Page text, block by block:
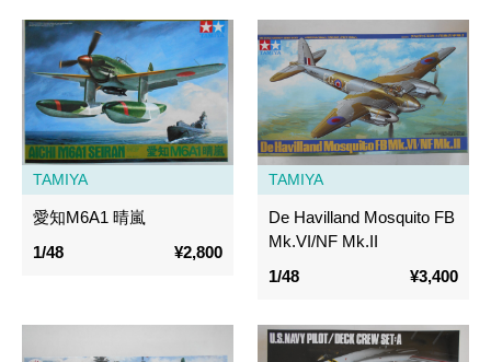
TAMIYA
愛知M6A1 晴嵐
1/48
¥2,800
TAMIYA
De Havilland Mosquito FB
Mk.VI/NF Mk.II
1/48
¥3,400